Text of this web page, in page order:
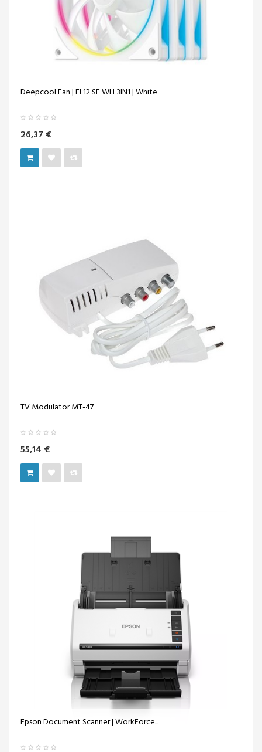
Deepcool Fan | FL12 SE WH 3IN1 | White
26,37 €
TV Modulator MT-47
55,14 €
Epson Document Scanner | WorkForce...